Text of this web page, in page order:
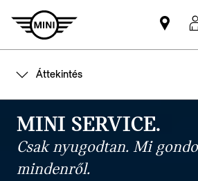
Áttekintés
MINI SERVICE.
Csak nyugodtan. Mi
mindenről.